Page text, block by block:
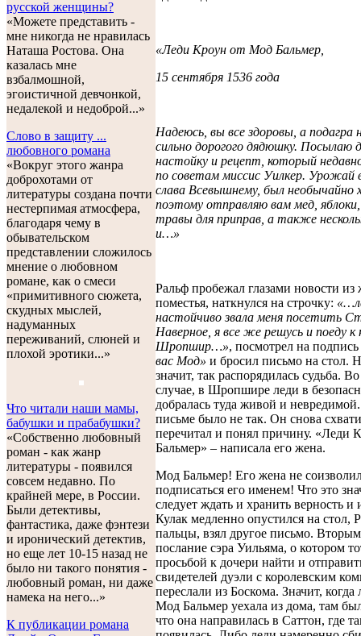
русской женщины?
«Можете представить -
мне никогда не нравилась
Наташа Ростова. Она
казалась мне
взбалмошной,
эгоистичной девчонкой,
недалекой и недоброй...»
Слово в защиту ...
любовного романа
«Вокруг этого жанра
доброхотами от
литературы создана почти
нестерпимая атмосфера,
благодаря чему в
обывательском
представлении сложилось
мнение о любовном
романе, как о смеси
«примитивного сюжета,
скудных мыслей,
надуманных
переживаний, слюней и
плохой эротики...»
Что читали наши мамы,
бабушки и прабабушки?
«Собственно любовный
роман - как жанр
литературы - появился
совсем недавно. По
крайней мере, в России.
Были детективы,
фантастика, даже фэнтези
и иронический детектив,
но еще лет 10-15 назад не
было ни такого понятия -
любовный роман, ни даже
намека на него...»
К публикации романа
«Леди Кроун от Мод Бальмер,
15 сентября 1536 года
Надеюсь, вы все здоровы, а подагра
сильно дорогого дядюшку. Посылаю
настойку и рецепт, который
по советам миссис Уилкер. Урожай
слава Всевышнему, был необычайно
поэтому отправляю вам мед,
травы для приправ, а также
и…»
Ральф пробежал глазами новости из
поместья, наткнулся на строчку:
настойчиво звала меня посетить
Наверное, я все же решусь и поеду к
Шропшир…», посмотрел на
вас Мод» и бросил письмо на стол.
значит, так распорядилась судьба.
случае, в Шропшире леди в
добралась туда живой и
письме было не так. Он снова
перечитал и понял причину. «Леди
Бальмер» – написала его жена.
Мод Бальмер! Его жена не
подписаться его именем! Что это
следует ждать и хранить верность
Кулак медленно опустился на стол,
пальцы, взял другое письмо. Вторым
послание сэра Уильяма, о котором
просьбой к дочери найти и
свидетелей дуэли с королевским
переслали из Боскома. Значит,
Мод Бальмер уехала из дома, там
что она направилась в Саттон, где